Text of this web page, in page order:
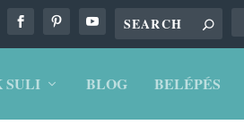
SULI BLOG BELÉPÉS